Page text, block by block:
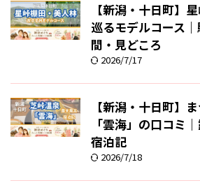
【新潟・十日町】
巡るモデルコース
間・見どころ
2026/7/17
【新潟・十日町】
「雲海」の口コミ
宿泊記
2026/7/18